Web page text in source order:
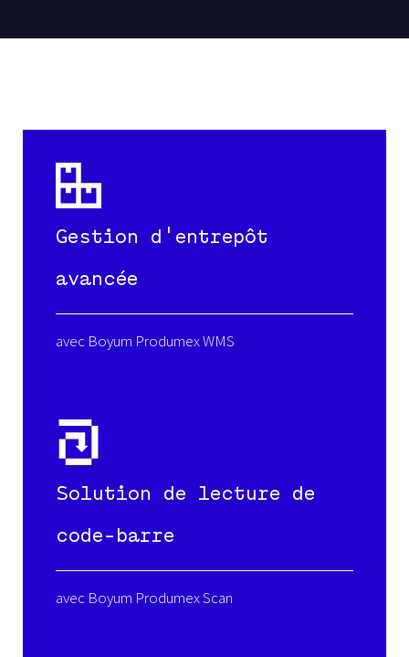
Gestion d'entrepôt
avancée
avec Boyum Produmex WMS
Solution de lecture de
code-barre
avec Boyum Produmex Scan